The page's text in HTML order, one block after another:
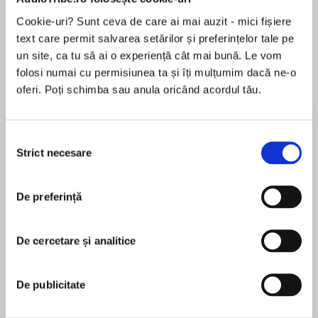
Cookie-uri? Sunt ceva de care ai mai auzit - mici fișiere
text care permit salvarea setărilor și preferințelor tale pe
un site, ca tu să ai o experiență cât mai bună. Le vom
folosi numai cu permisiunea ta și îți mulțumim dacă ne-o
oferi. Poți schimba sau anula oricând acordul tău.
consimțământului
Strict necesare
De preferință
De cercetare și analitice
De publicitate
de...
Dani Francis
la...
Lauren Weisberger
Desprecarte
a middle grade time travel series from Newbery
Honor-winning Kathryn Lasky!
In book 2, newly orphaned Rosefinds herself
time-traveling between present day and the
princesses in history.
When Princess Mary ascends the throne in
sixteenth-century England, Rose is forced to
MAI MULT
Kathryn Lasky is a New York Times bestselling